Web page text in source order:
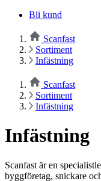
Bli kund
Scanfast
Sortiment
Infästning
Scanfast
Sortiment
Infästning
Infästning
Scanfast är en
byggföretag, snickare